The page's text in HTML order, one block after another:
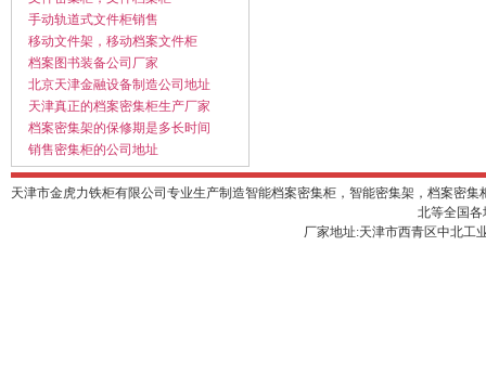
手动轨道式文件柜销售
移动文件架，移动档案文件柜
档案图书装备公司厂家
北京天津金融设备制造公司地址
天津真正的档案密集柜生产厂家
档案密集架的保修期是多长时间
销售密集柜的公司地址
天津市金虎力铁柜有限公司专业生产制造智能档案密集柜，智能密集架，档案密
北等全国
厂家地址:天津市西青区中北工